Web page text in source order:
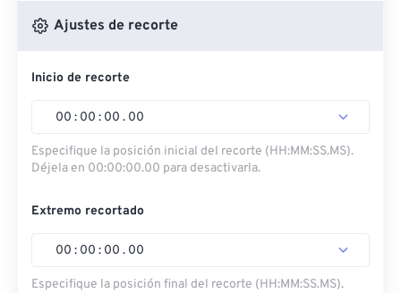
Ajustes de recorte
Inicio de recorte
00 : 00 : 00 . 00
Especifique la posición inicial del recorte (HH:MM:SS.MS).
Déjela en 00:00:00.00 para desactivarla.
Extremo recortado
00 : 00 : 00 . 00
Especifique la posición final del recorte (HH:MM:SS.MS).